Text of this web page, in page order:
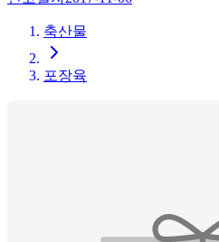
축산물
포장육